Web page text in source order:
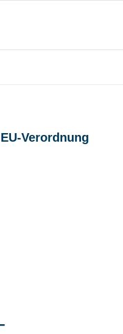
EU-Verordnung